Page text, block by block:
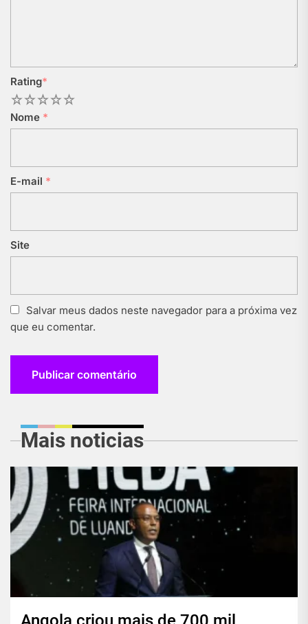
Rating*
5
4
3
2
Nome *
E-mail *
Site
Salvar meus dados neste navegador para a próxima vez
que eu comentar.
Mais noticias